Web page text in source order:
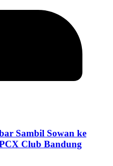
Sambil Sowan ke
Club Bandung